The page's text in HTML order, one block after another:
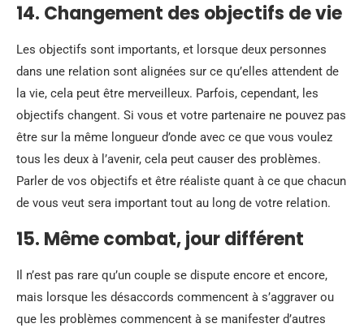
14. Changement des objectifs de vie
Les objectifs sont importants, et lorsque deux personnes
dans une relation sont alignées sur ce qu’elles attendent de
la vie, cela peut être merveilleux. Parfois, cependant, les
objectifs changent. Si vous et votre partenaire ne pouvez pas
être sur la même longueur d’onde avec ce que vous voulez
tous les deux à l’avenir, cela peut causer des problèmes.
Parler de vos objectifs et être réaliste quant à ce que chacun
de vous veut sera important tout au long de votre relation.
15. Même combat, jour différent
Il n’est pas rare qu’un couple se dispute encore et encore,
mais lorsque les désaccords commencent à s’aggraver ou
que les problèmes commencent à se manifester d’autres